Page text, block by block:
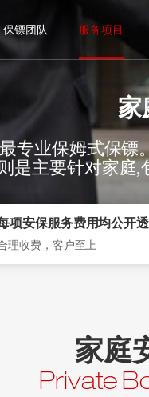
保镖团队 服务项目
家
专业保姆式保
是主要针对家
项安保服务费用均公开
理收费，客户至上
家庭
Private